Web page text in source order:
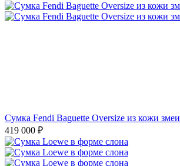
Сумка Fendi Baguette Oversize из кожи змеи
419 000 ₽